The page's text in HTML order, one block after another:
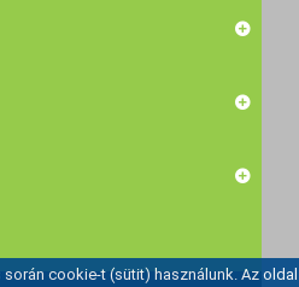
cookie-t (sütit) használunk. Az oldal